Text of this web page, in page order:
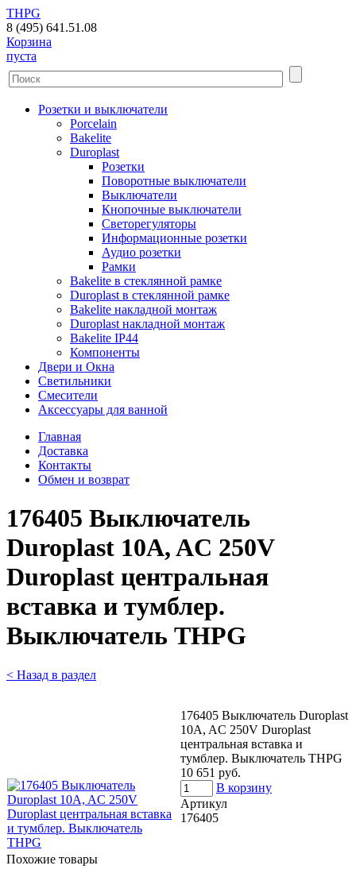
THPG
8 (495) 641.51.08
Корзина
пуста
Розетки и выключатели
Porcelain
Bakelite
Duroplast
Розетки
Поворотные выключатели
Выключатели
Кнопочные выключатели
Светорегуляторы
Информационные розетки
Аудио розетки
Рамки
Bakelite в стеклянной рамке
Duroplast в стеклянной рамке
Bakelite накладной монтаж
Duroplast накладной монтаж
Bakelite IP44
Компоненты
Двери и Окна
Светильники
Смесители
Аксессуары для ванной
Главная
Доставка
Контакты
Обмен и возврат
176405 Выключатель
Duroplast 10A, AC 250V
Duroplast центральная
вставка и тумблер.
Выключатель THPG
< Назад в раздел
176405 Выключатель Duroplast
10A, AC 250V Duroplast
центральная вставка и
тумблер. Выключатель THPG
10 651 руб.
В корзину
Артикул
176405
Похожие товары